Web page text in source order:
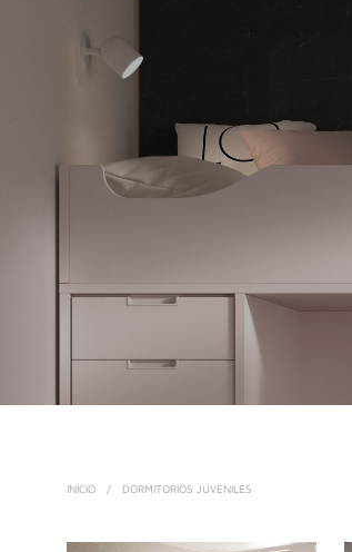
INICIO / DORMITORIOS JUVENILES